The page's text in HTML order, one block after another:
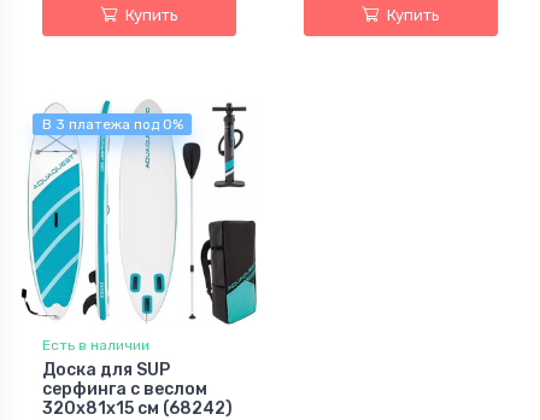
Купить Купить
В 3 платежа под 0%
Есть в наличии
Доска для SUP
серфинга с веслом
320х81х15 см (68242)